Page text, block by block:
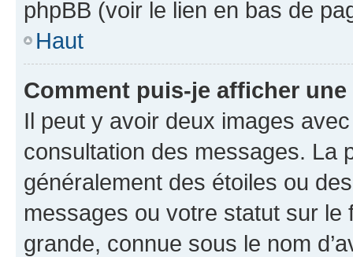
phpBB (voir le lien en bas de
Haut
Comment puis-je afficher
Il peut y avoir deux images
consultation des messages. La
généralement des étoiles ou
messages ou votre statut sur
grande, connue sous le nom